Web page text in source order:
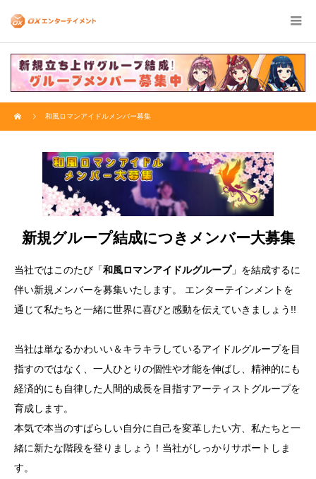
和風ロマンアイドルメンバー募集
新規グループ結成につきメンバー大募集
当社ではこのたび「和風ロマンアイドルグループ」を結成するに
伴い新規メンバーを募集いたします。 エンターテインメントを
通じて私たちと一緒に世界に喜びと感動を伝えていきましょう!!
当社は単なるかわいい＆キラキラしているアイドルグループを目
指すのではなく、一人ひとりの個性や才能を伸ばし、精神的にも
経済的にも自律した人間的成長を目指すアーティストグループを
育成します。
本気で本当のすばらしい自分に自己を変革したい方、私たちと一
緒に新たな階段を登りましょう！当社がしっかりサポートしま
す。